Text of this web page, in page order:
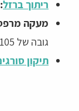
ריתוך ברזל:
מעקה
גובה של 105 ס"מ.
תיקון